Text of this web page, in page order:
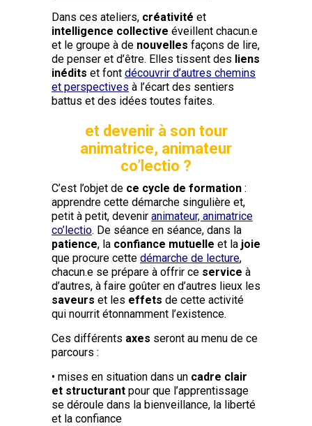
Dans ces ateliers, créativité et
intelligence collective éveillent chacun.e
et le groupe à de nouvelles façons de lire,
de penser et d’être. Elles tissent des liens
inédits et font découvrir d’autres chemins
et perspectives à l’écart des sentiers
battus et des idées toutes faites.
et devenir à son tour
animatrice, animateur
co’lectio ?
C’est l’objet de ce cycle de formation :
apprendre cette démarche singulière et,
petit à petit, devenir animateur, animatrice
co’lectio. De séance en séance, dans la
patience, la confiance mutuelle et la joie
que procure cette démarche de lecture,
chacun.e se prépare à offrir ce service à
d’autres, à faire goûter en d’autres lieux les
saveurs et les effets de cette activité
qui nourrit étonnamment l’existence.
Ces différents axes seront au menu de ce
parcours :
• mises en situation dans un cadre clair
et structurant pour que l’apprentissage
se déroule dans la bienveillance, la liberté
et la confiance